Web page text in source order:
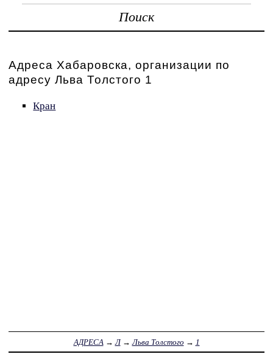
Поиск
Адреса Хабаровска, организации по
адресу Льва Толстого 1
Кран
АДРЕСА →Л→Льва Толстого → 1